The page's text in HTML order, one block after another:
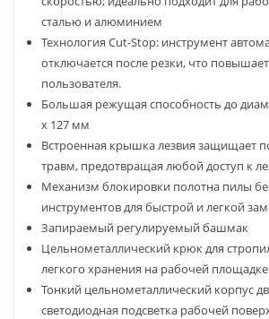
сталью и алюминием
Технология Cut-Stop: инструмент
отключается после резки, что
пользователя.
Большая режущая способность до
x 127 мм
Встроенная крышка лезвия защищает
травм, предотвращая любой доступ к
Механизм блокировки полотна пилы
инструментов для быстрой и легкой
Запираемый регулируемый башмак
Цельнометаллический крюк для
легкого хранения на рабочей площадке
Тонкий цельнометаллический корпус
светодиодная подсветка рабочей